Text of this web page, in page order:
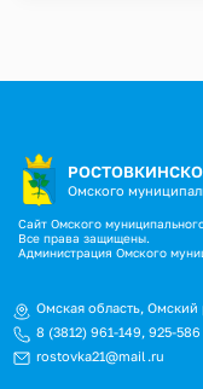
Омского
Сайт Омского
Все права защищены.
Администрация Омского
Омская область, Омский
8 (3812) 961-149, 925-586
rostovka21@mail.ru